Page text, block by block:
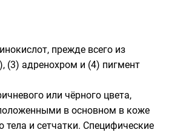
прежде всего из
(3) адренохром и (4) пигмент
или чёрного цвета,
в основном в коже
тела и сетчатки. Специфические